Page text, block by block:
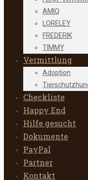
AMIQ
LORELEY
FREDERIK
TIMMY
Vermittlung
Adoption
Checkliste
Happy End
Hilfe gesucht
Dokumente
PayPal
Partner
Kontakt